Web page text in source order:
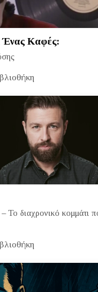
Ένας Καφές:
Το διαχρονικό κομμάτι